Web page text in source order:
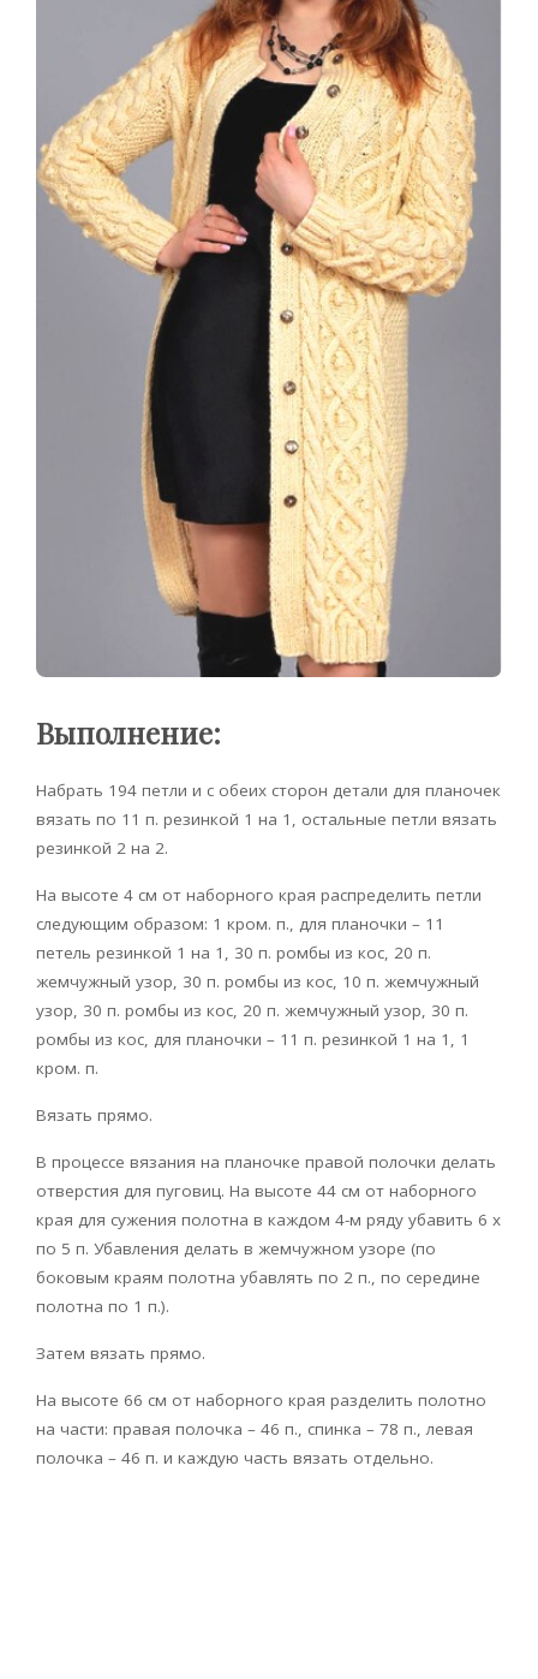
Выполнение:
Набрать 194 петли и с обеих сторон детали для планочек
вязать по 11 п. резинкой 1 на 1, остальные петли вязать
резинкой 2 на 2.
На высоте 4 см от наборного края распределить петли
следующим образом: 1 кром. п., для планочки – 11
петель резинкой 1 на 1, 30 п. ромбы из кос, 20 п.
жемчужный узор, 30 п. ромбы из кос, 10 п. жемчужный
узор, 30 п. ромбы из кос, 20 п. жемчужный узор, 30 п.
ромбы из кос, для планочки – 11 п. резинкой 1 на 1, 1
кром. п.
Вязать прямо.
В процессе вязания на планочке правой полочки делать
отверстия для пуговиц. На высоте 44 см от наборного
края для сужения полотна в каждом 4-м ряду убавить 6 х
по 5 п. Убавления делать в жемчужном узоре (по
боковым краям полотна убавлять по 2 п., по середине
полотна по 1 п.).
Затем вязать прямо.
На высоте 66 см от наборного края разделить полотно
на части: правая полочка – 46 п., спинка – 78 п., левая
полочка – 46 п. и каждую часть вязать отдельно.